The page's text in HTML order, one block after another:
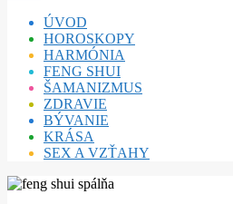
ÚVOD
HOROSKOPY
HARMÓNIA
FENG SHUI
ŠAMANIZMUS
ZDRAVIE
BÝVANIE
KRÁSA
SEX A VZŤAHY